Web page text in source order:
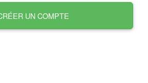
UN COMPTE